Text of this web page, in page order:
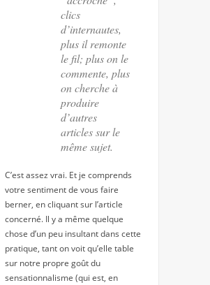
clics
d’internautes,
plus il remonte
le fil; plus on le
commente, plus
on cherche à
produire
d’autres
articles sur le
même sujet.
C’est assez vrai. Et je comprends
votre sentiment de vous faire
berner, en cliquant sur l’article
concerné. Il y a même quelque
chose d’un peu insultant dans cette
pratique, tant on voit qu’elle table
sur notre propre goût du
sensationnalisme (qui est, en